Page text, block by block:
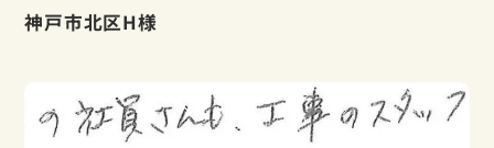
神戸市北区H様